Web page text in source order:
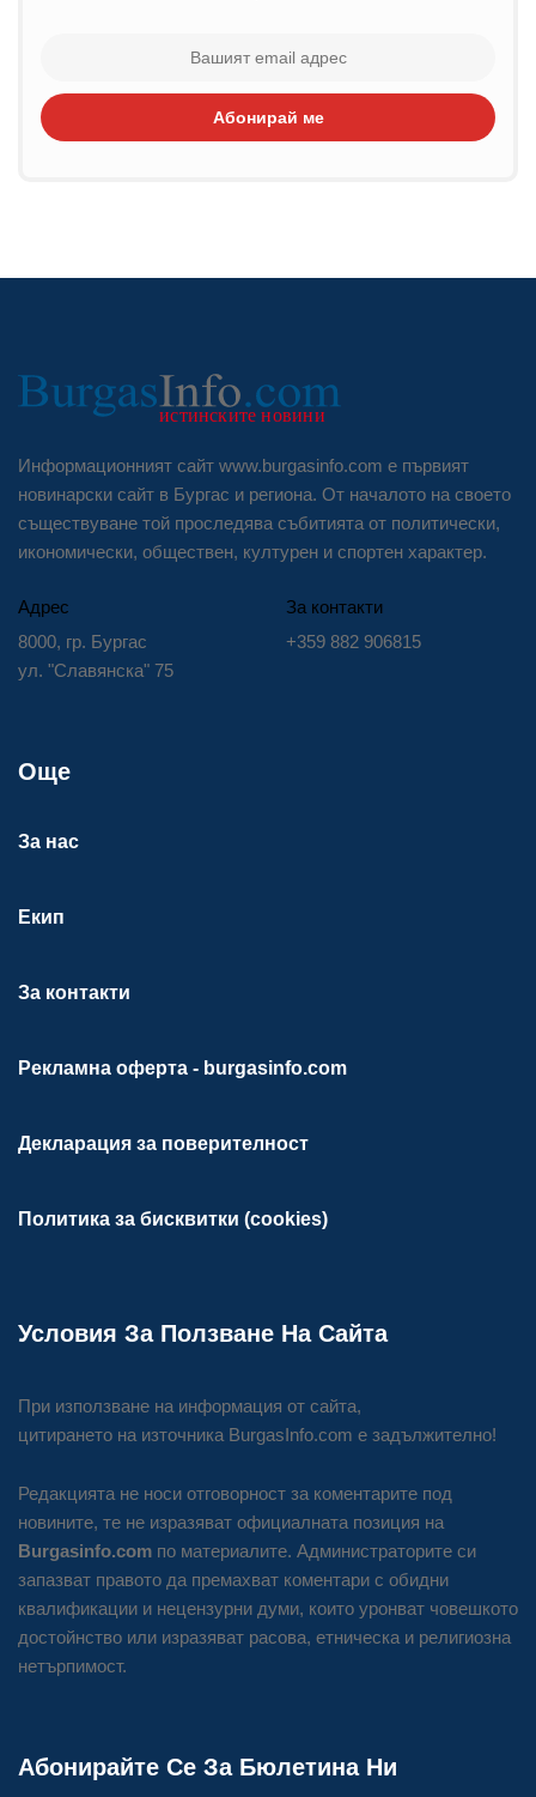
Абонирай ме
Информационният сайт www.burgasinfo.com е първият
новинарски сайт в Бургас и региона. От началото на своето
съществуване той проследява събитията от политически,
икономически, обществен, културен и спортен характер.
Адрес
8000, гр. Бургас
ул. "Славянска" 75
За контакти
+359 882 906815
Още
За нас
Екип
За контакти
Рекламна оферта - burgasinfo.com
Декларация за поверителност
Политика за бисквитки (cookies)
Условия За Ползване На Сайта
При използване на информация от сайта,
цитирането на източника BurgasInfo.com е задължително!
Редакцията не носи отговорност за коментарите под
новините, те не изразяват официалната позиция на
Burgasinfo.com по материалите. Администраторите си
запазват правото да премахват коментари с обидни
квалификации и нецензурни думи, които уронват човешкото
достойнство или изразяват расова, етническа и религиозна
нетърпимост.
Абонирайте Се За Бюлетина Ни